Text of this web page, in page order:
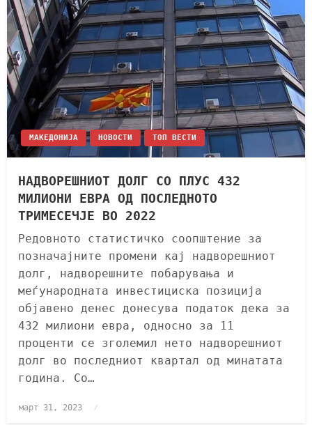
МАКЕДОНИЈА НОВОСТИ ТОП ВЕСТИ
НАДВОРЕШНИОТ ДОЛГ СО ПЛУС 432
МИЛИОНИ ЕВРА ОД ПОСЛЕДНОТО
ТРИМЕСЕЧЈЕ ВО 2022
Редовното статистичко соопштение за
позначајните промени кај надворешниот
долг, надворешните побарувања и
меѓународната инвестициска позиција
објавено денес донесува податок дека за
432 милиони евра, односно за 11
проценти се зголемил нето надворешниот
долг во последниот квартал од минатата
година. Со…
март 31, 2023